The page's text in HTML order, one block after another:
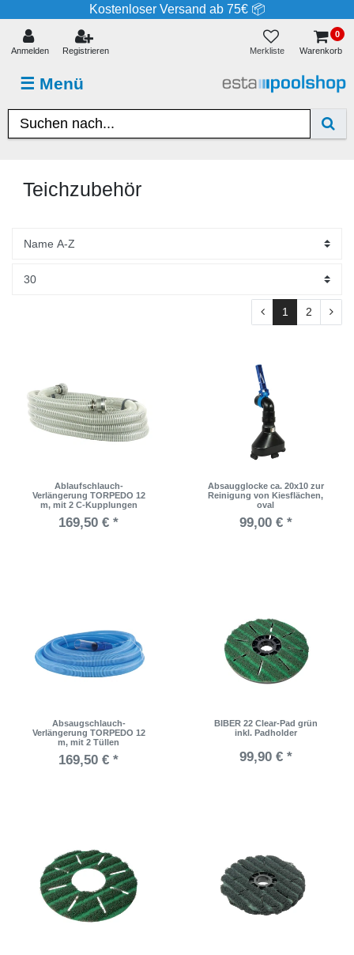
Kostenloser Versand ab 75€ 📦
☰ Menü
Anmelden Registrieren Merkliste
0
Warenkorb
Teichzubehör
1 2
Ablaufschlauch-
Verlängerung TORPEDO 12
m, mit 2 C-Kupplungen
169,50 € *
Absaugglocke ca. 20x10 zur
Reinigung von Kiesflächen,
oval
99,00 € *
Absaugschlauch-
Verlängerung TORPEDO 12
m, mit 2 Tüllen
169,50 € *
BIBER 22 Clear-Pad grün
inkl. Padholder
99,90 € *